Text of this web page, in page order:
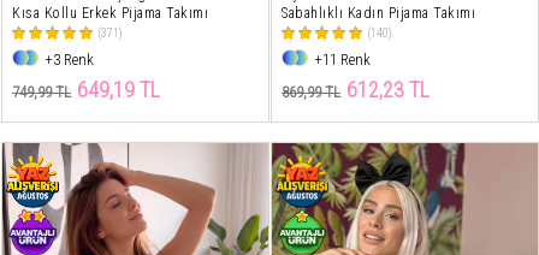
Kısa Kollu Erkek Pijama Takımı
(371)
+3 Renk
749,99 TL 649,19 TL
Sabahlıklı Kadın Pijama Takımı
(140)
+11 Renk
869,99 TL 612,23 TL